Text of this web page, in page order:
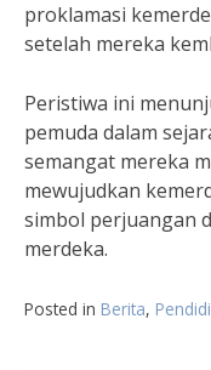
proklamasi
setelah mereka
Peristiwa ini
pemuda dalam
semangat mereka
mewujudkan
simbol perjuangan
merdeka.
Posted in Berita,